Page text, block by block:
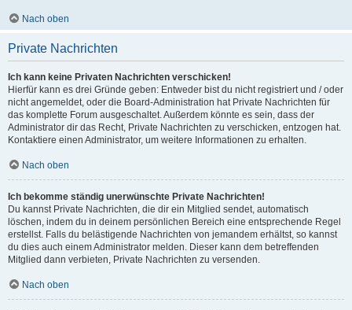
Nach oben
Private Nachrichten
Ich kann keine Privaten Nachrichten verschicken!
Hierfür kann es drei Gründe geben: Entweder bist du nicht registriert und / oder
nicht angemeldet, oder die Board-Administration hat Private Nachrichten für
das komplette Forum ausgeschaltet. Außerdem könnte es sein, dass der
Administrator dir das Recht, Private Nachrichten zu verschicken, entzogen hat.
Kontaktiere einen Administrator, um weitere Informationen zu erhalten.
Nach oben
Ich bekomme ständig unerwünschte Private Nachrichten!
Du kannst Private Nachrichten, die dir ein Mitglied sendet, automatisch
löschen, indem du in deinem persönlichen Bereich eine entsprechende Regel
erstellst. Falls du belästigende Nachrichten von jemandem erhältst, so kannst
du dies auch einem Administrator melden. Dieser kann dem betreffenden
Mitglied dann verbieten, Private Nachrichten zu versenden.
Nach oben